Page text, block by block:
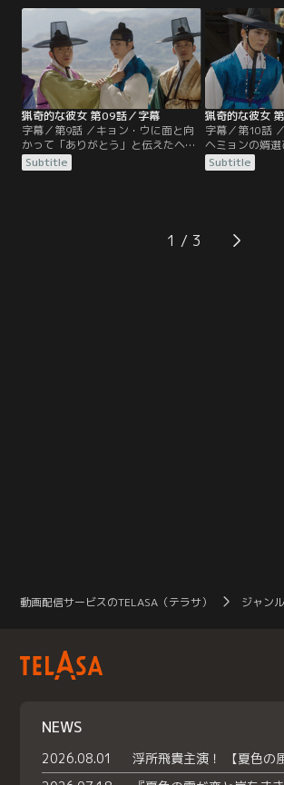
は、誘拐犯を抹殺し王宮を裏切る内
通者を突き止めようと決意。そんな
中、ヘミョンのもとへミン・ユファ
ンから手紙が…。危険を顧みず約束
の場所に向かおうとするヘミョンを
ほっておけないキョン・ウ。
は自宅で手厚
珍しく素直な
ミョンを守る
する王宮の関
ンは遂に“執着
あることを知
猟奇的な彼女 第09話／字幕
字幕／第9話 ／キョン・ウに面と向
かって「ありがとう」と伝えたヘミ
ョンは、明らかに様子がおかしくな
り、キョン・ウも満更でもない。そ
連れ去ってしまう。王妃パク氏は、
廃位した元王妃ハン氏がどこかで生
Subtitle
猟奇的な彼女
字幕／第10話
ヘミョンの婿
た王様を制し、
を勧める。ヘミ
そこで見たも
ン・ユファン
Subtitle
1
動画配信サービスのTELASA（テラサ） ジャンル
NEWS
2026.08.01